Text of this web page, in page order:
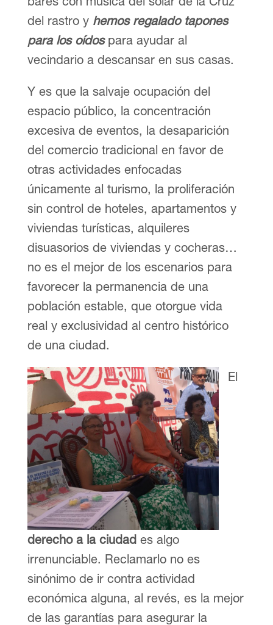
del rastro y hemos regalado tapones
para los oídospara ayudar al
vecindario a descansar en sus casas.
Y es que la salvaje ocupación del
espacio público, la concentración
excesiva de eventos, la desaparición
del comercio tradicional en favor de
otras actividades enfocadas
únicamente al turismo, la proliferación
sin control de hoteles, apartamentos y
viviendas turísticas, alquileres
disuasorios de viviendas y cocheras…
no es el mejor de los escenarios para
favorecer la permanencia de una
población estable, que otorgue vida
real y exclusividad al centro histórico
de una ciudad.
El
derecho a la ciudad es algo
irrenunciable. Reclamarlo no es
sinónimo de ir contra actividad
económica alguna, al revés, es la mejor
de las garantías para asegurar la